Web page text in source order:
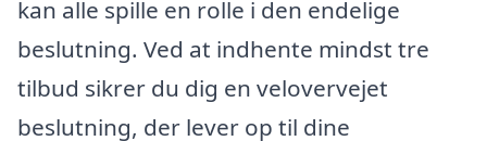
kan alle spille en rolle i den endelige
beslutning. Ved at indhente mindst tre
tilbud sikrer du dig en velovervejet
beslutning, der lever op til dine